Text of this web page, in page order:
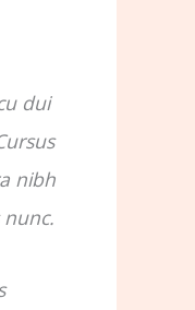
dui
nibh